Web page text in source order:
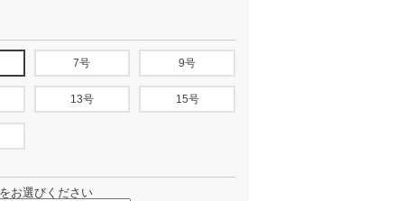
7号 9号
13号 15号
お選びください